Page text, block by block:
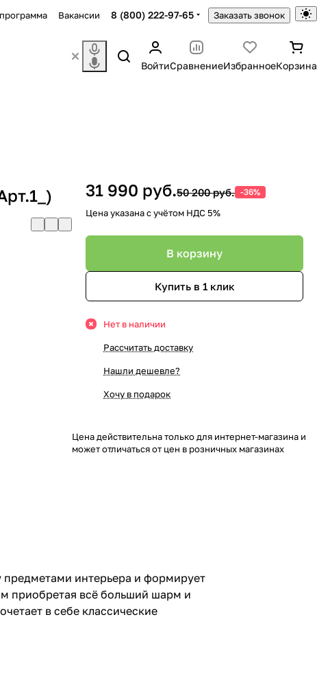
Вакансии 8 (800) 222-97-65 Заказать звонок
ВойтиСравнениеИзбранноеКорзина
31 990 руб.50 200 руб. -36%
Цена указана с учётом НДС 5%
В корзину
Купить в 1 клик
Нет в наличии
Рассчитать доставку
Нашли дешевле?
Хочу в подарок
Цена действительна только для интернет-магазина и
может отличаться от цен в розничных магазинах
предметами интерьера и формирует
приобретая всё больший шарм и
в себе классические